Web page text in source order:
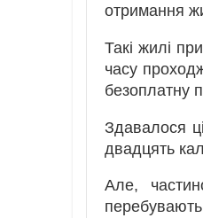
отримання
Такі жилі
часу
безоплатну
Здавалося
двадцять
Але,
перебувають